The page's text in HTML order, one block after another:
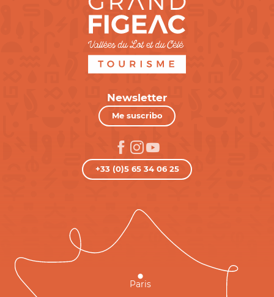
Newsletter
Me suscribo
+33 (0)5 65 34 06 25
Paris